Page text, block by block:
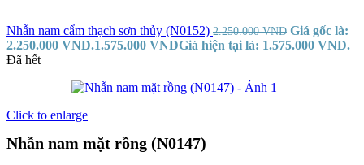
Nhẫn nam cẩm thạch sơn thủy (N0152) 2.250.000VND Giá gốc là:
2.250.000 VND.1.575.000 VNDGiá hiện tại là: 1.575.000 VND.
Đã hết
Click to enlarge
Nhẫn nam mặt rồng (N0147)